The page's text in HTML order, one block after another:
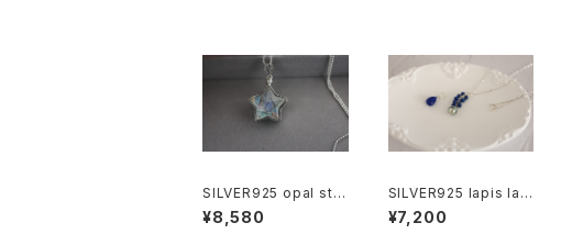
SILVER925 opal star
necklace[kgf0657]
¥8,580
SILVER925 lapis laz
uli South Sea Pearl
necklace[kgf0752]
¥7,200